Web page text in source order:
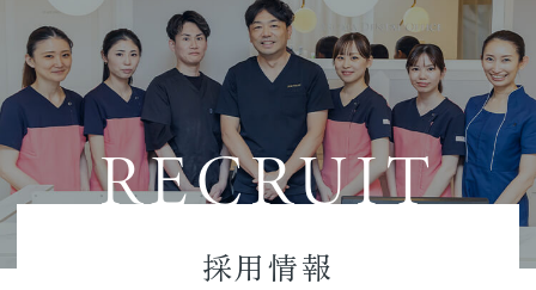
とさせていただきます。
12/29(水)は午後4時までの診療となりま
す。
2022.09.13
ホームページを公開いたしました。今後と
RECRUIT
採用情報